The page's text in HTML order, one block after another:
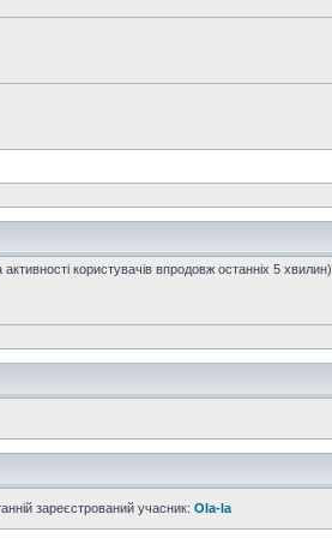
користувачів впродовж останніх 5 хвилин)
зареєстрований учасник: Ola-la